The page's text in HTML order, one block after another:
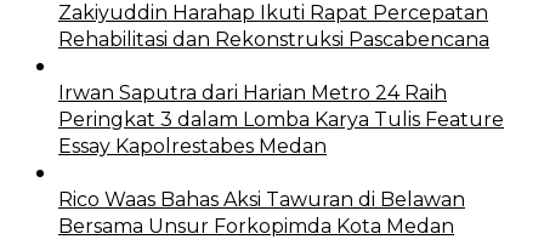
Zakiyuddin Harahap Ikuti Rapat Percepatan
Rehabilitasi dan Rekonstruksi Pascabencana
Irwan Saputra dari Harian Metro 24 Raih
Peringkat 3 dalam Lomba Karya Tulis Feature
Essay Kapolrestabes Medan
Rico Waas Bahas Aksi Tawuran di Belawan
Bersama Unsur Forkopimda Kota Medan